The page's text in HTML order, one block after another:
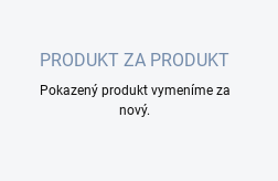
PRODUKT ZA PRODUKT
Pokazený produkt vymeníme za
nový.